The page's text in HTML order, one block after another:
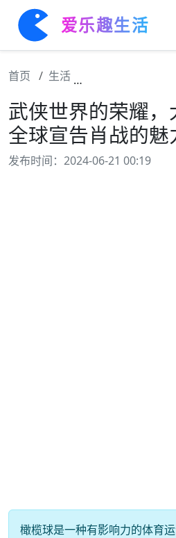
爱乐趣生活
首页 生活
武侠世界的荣耀，
全球宣告肖战的魅
发布时间：2024-06-21 00:19
橄榄球是一种有影响力的体育